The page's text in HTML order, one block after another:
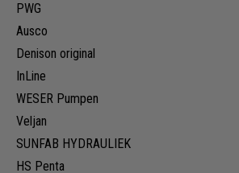
PWG
Ausco
Denison original
InLine
WESER Pumpen
Veljan
SUNFAB HYDRAULIEK
HS Penta